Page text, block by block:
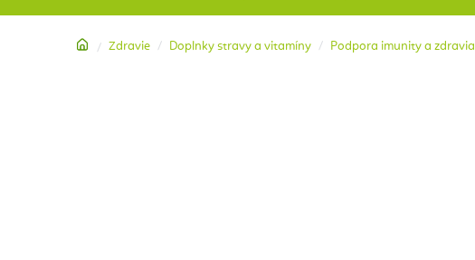
Domov
Zdravie Doplnky stravy a vitamíny Podpora imunity a zdravia